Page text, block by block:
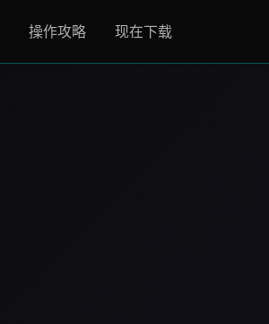
操作攻略 现在下载